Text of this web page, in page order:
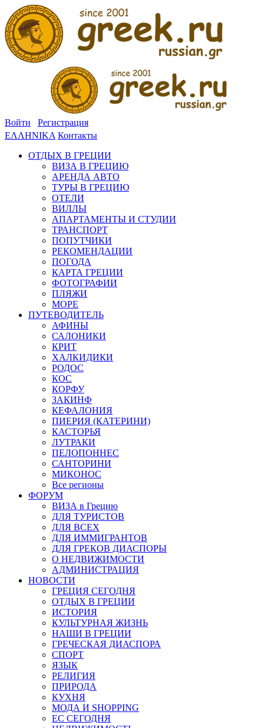
Войти
Регистрация
ΕΛΛΗΝΙΚΑ Контакты
ОТДЫХ В ГРЕЦИИ
ВИЗА В ГРЕЦИЮ
АРЕНДА АВТО
ТУРЫ В ГРЕЦИЮ
ОТЕЛИ
ВИЛЛЫ
АПАРТАМЕНТЫ И СТУДИИ
ТРАНСПОРТ
ПОПУТЧИКИ
РЕКОМЕНДАЦИИ
ПОГОДА
КАРТА ГРЕЦИИ
ФОТОГРАФИИ
ПЛЯЖИ
МОРЕ
ПУТЕВОДИТЕЛЬ
АФИНЫ
САЛОНИКИ
КРИТ
ХАЛКИДИКИ
РОДОС
КОС
КОРФУ
ЗАКИНФ
КЕФАЛОНИЯ
ПИЕРИЯ (КАТЕРИНИ)
КАСТОРЬЯ
ЛУТРАКИ
ПЕЛОПОННЕС
САНТОРИНИ
МИКОНОС
Все регионы
ФОРУМ
ВИЗА в Грецию
ДЛЯ ТУРИСТОВ
ДЛЯ ВСЕХ
ДЛЯ ИММИГРАНТОВ
ДЛЯ ГРЕКОВ ДИАСПОРЫ
О НЕДВИЖИМОСТИ
АДМИНИСТРАЦИЯ
НОВОСТИ
ГРЕЦИЯ СЕГОДНЯ
ОТДЫХ В ГРЕЦИИ
ИСТОРИЯ
КУЛЬТУРНАЯ ЖИЗНЬ
НАШИ В ГРЕЦИИ
ГРЕЧЕСКАЯ ДИАСПОРА
СПОРТ
ЯЗЫК
РЕЛИГИЯ
ПРИРОДА
КУХНЯ
МОДА И SHOPPING
ЕС СЕГОДНЯ